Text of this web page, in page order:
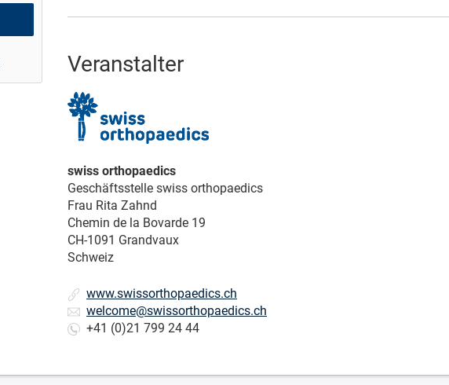
Veranstalter
swiss orthopaedics
Geschäftsstelle swiss orthopaedics
Frau Rita Zahnd
Chemin de la Bovarde 19
CH-1091 Grandvaux
Schweiz
www.swissorthopaedics.ch
welcome@swissorthopaedics.ch
+41 (0)21 799 24 44